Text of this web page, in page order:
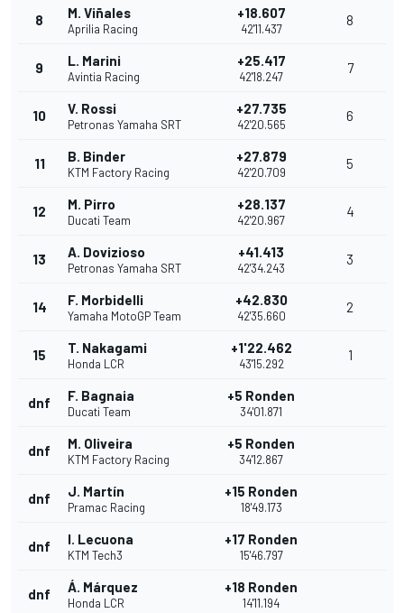
8 M. Viñales
Aprilia Racing
+18.607
42'11.437
8
9 L. Marini
Avintia Racing
+25.417
42'18.247
7
10 V. Rossi
Petronas Yamaha SRT
+27.735
42'20.565
6
11 B. Binder
KTM Factory Racing
+27.879
42'20.709
5
12 M. Pirro
Ducati Team
+28.137
42'20.967
4
13 A. Dovizioso
Petronas Yamaha SRT
+41.413
42'34.243
3
14 F. Morbidelli
Yamaha MotoGP Team
+42.830
42'35.660
2
15 T. Nakagami
Honda LCR
+1'22.462
43'15.292
1
dnf F. Bagnaia
Ducati Team
+5 Ronden
34'01.871
dnf M. Oliveira
KTM Factory Racing
+5 Ronden
34'12.867
dnf J. Martín
Pramac Racing
+15 Ronden
18'49.173
dnf I. Lecuona
KTM Tech3
+17 Ronden
15'46.797
dnf Á. Márquez
Honda LCR
+18 Ronden
14'11.194